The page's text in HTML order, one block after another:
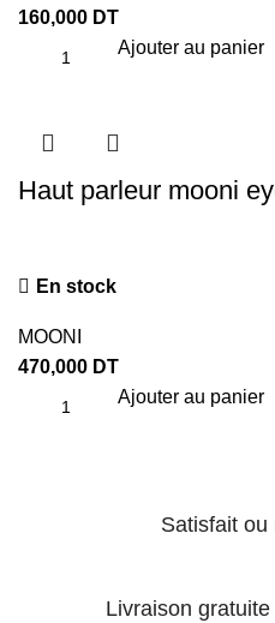
160,000 DT
Ajouter au panier
Haut parleur mooni
En stock
MOONI
470,000 DT
Ajouter au panier
Satisfait ou
Livraison